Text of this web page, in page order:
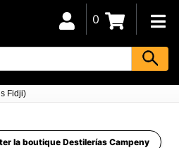
Fidji)
0
la boutique Destilerías Campeny